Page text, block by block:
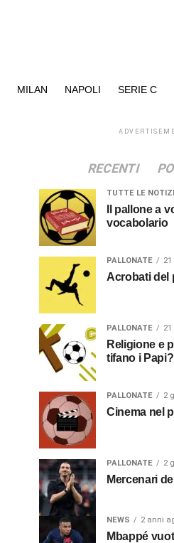
MILAN NAPOLI SERIE C
RECENTI
TUTTE LE
Il pallone a
vocabolario
PALLONATE
Acrobati del
PALLONATE
Religione e
tifano i Papi?
PALLONATE 2
Cinema nel
PALLONATE 2
Mercenari
NEWS 2 anni
Mbappé